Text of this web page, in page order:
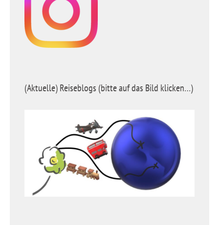
(Aktuelle) Reiseblogs (bitte auf das Bild klicken…)